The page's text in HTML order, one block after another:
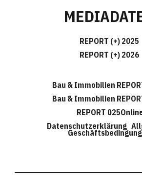
REPORT (+) 2025
REPORT (+) 2026
Bau & Immobilien
Bau & Immobilien
REPORT
Datenschutzerklärung